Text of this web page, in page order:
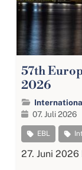
57th
2026
07. Juli 2026
EBL
27. Juni 2026